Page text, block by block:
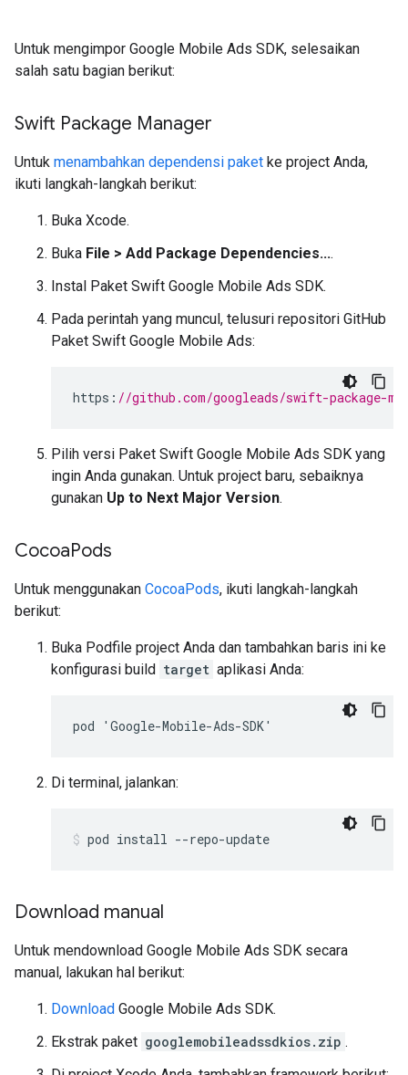
Untuk mengimpor Google Mobile Ads SDK, selesaikan
salah satu bagian berikut:
Swift Package Manager
Untuk menambahkan dependensi paket ke project Anda,
ikuti langkah-langkah berikut:
Buka Xcode.
Buka File > Add Package Dependencies....
Instal Paket Swift Google Mobile Ads SDK.
Pada perintah yang muncul, telusuri repositori GitHub
Paket Swift Google Mobile Ads:
https : //github.com/googleads/swift-package-
Pilih versi Paket Swift Google Mobile Ads SDK yang
ingin Anda gunakan. Untuk project baru, sebaiknya
gunakan Up to Next Major Version.
CocoaPods
Untuk menggunakan CocoaPods, ikuti langkah-langkah
berikut:
Buka Podfile project Anda dan tambahkan baris ini ke
konfigurasi build target aplikasi Anda:
pod 'Google-Mobile-Ads-SDK'
Di terminal, jalankan:
pod install --repo-update
Download manual
Untuk mendownload Google Mobile Ads SDK secara
manual, lakukan hal berikut:
Download Google Mobile Ads SDK.
Ekstrak paket googlemobileadssdkios.zip .